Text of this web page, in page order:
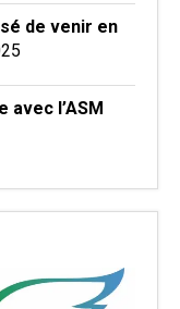
de venir en
avec l’ASM